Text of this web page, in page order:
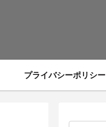
プライバシーポリシー